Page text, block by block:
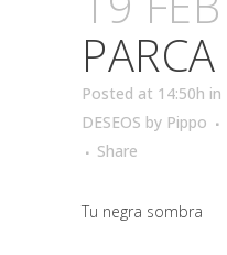
PARCA
Posted at 14:50h in
DESEOS by Pippo
Share
Tu negra sombra